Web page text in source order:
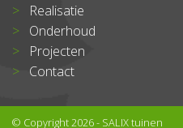
Realisatie
Onderhoud
Projecten
Contact
© Copyright 2026 - SALIX tuinen